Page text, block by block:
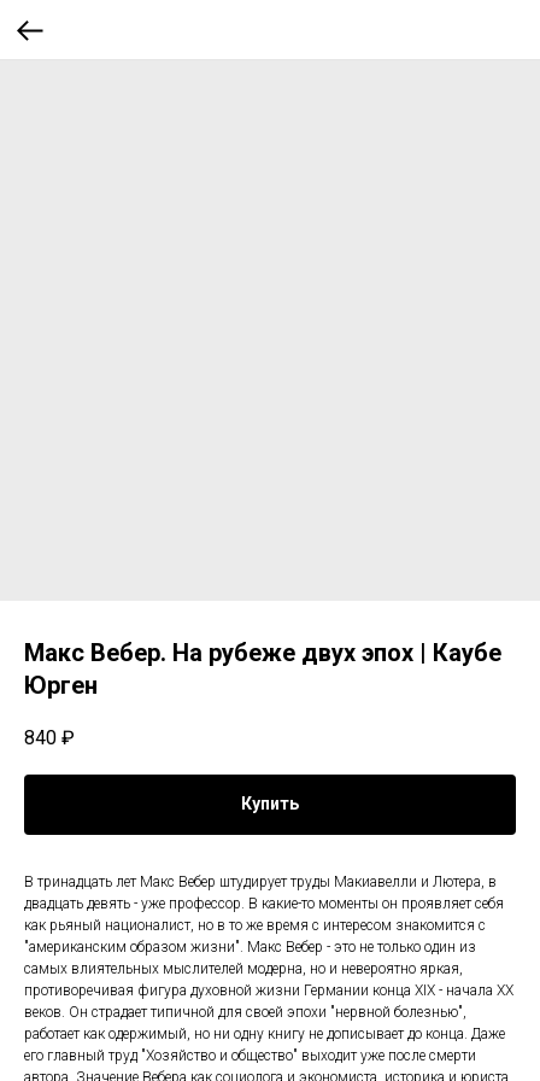
Макс Вебер. На рубеже двух эпох | Каубе
Юрген
840 ₽
Купить
В тринадцать лет Макс Вебер штудирует труды Макиавелли и Лютера, в
двадцать девять - уже профессор. В какие-то моменты он проявляет себя
как рьяный националист, но в то же время с интересом знакомится с
"американским образом жизни". Макс Вебер - это не только один из
самых влиятельных мыслителей модерна, но и невероятно яркая,
противоречивая фигура духовной жизни Германии конца XIX - начала XX
веков. Он страдает типичной для своей эпохи "нервной болезнью",
работает как одержимый, но ни одну книгу не дописывает до конца. Даже
его главный труд "Хозяйство и общество" выходит уже после смерти
автора. Значение Вебера как социолога и экономиста, историка и юриста